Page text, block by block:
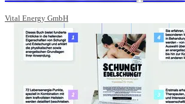
Vital Energy GmbH